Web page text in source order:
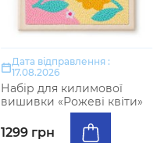
Дата відправлення :
17.08.2026
Набір для килимової
вишивки «Рожеві квіти»
1299 грн